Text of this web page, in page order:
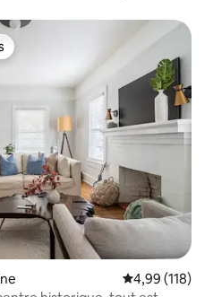
plus appréciés
Évaluation
4,99 (118)